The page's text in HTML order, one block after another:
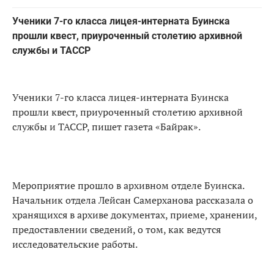
Ученики 7-го класса лицея-интерната Буинска
прошли квест, приуроченный столетию архивной
службы и ТАССР
Ученики 7-го класса лицея-интерната Буинска
прошли квест, приуроченный столетию архивной
службы и ТАССР, пишет газета «Байрак».
Мероприятие прошло в архивном отделе Буинска.
Начальник отдела Лейсан Самерханова рассказала о
хранящихся в архиве документах, приеме, хранении,
предоставлении сведений, о том, как ведутся
исследовательские работы.